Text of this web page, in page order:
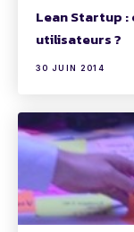
Lean Startup
utilisateurs ?
30 JUIN 2014